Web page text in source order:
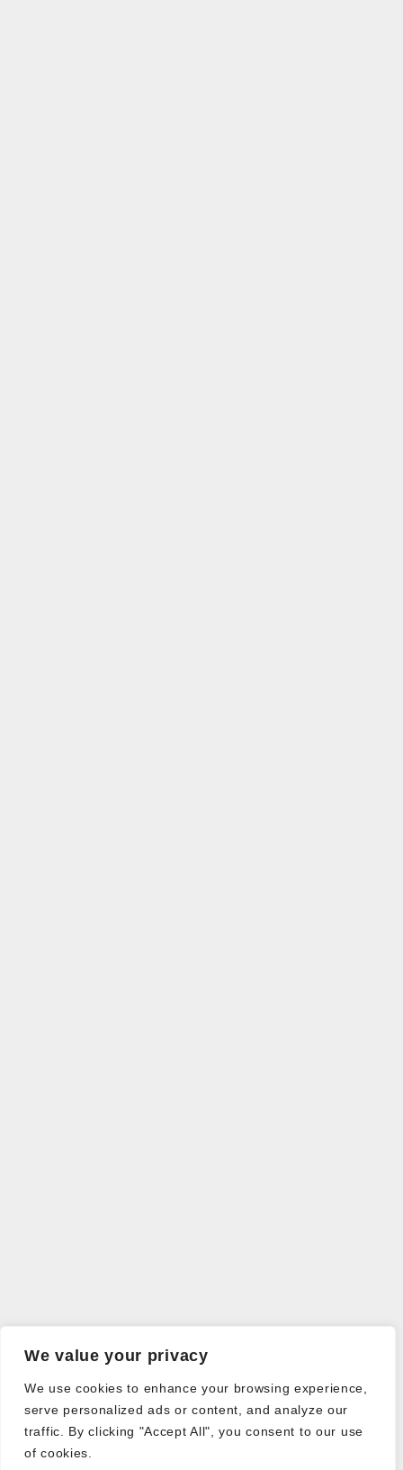
We value your privacy
We use cookies to enhance your browsing experience,
serve personalized ads or content, and analyze our
traffic. By clicking "Accept All", you consent to our use
of cookies.